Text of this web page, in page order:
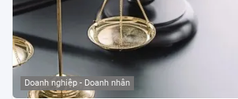
Doanh nghiệp - Doanh nhân